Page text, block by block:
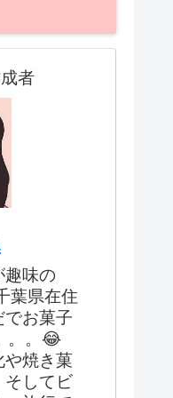
者
趣味の
葉県在住
でお菓子
。。😂
や焼き菓
そしてビ